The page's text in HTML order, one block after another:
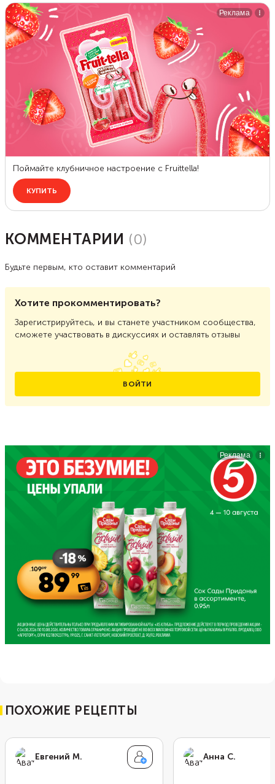
КОММЕНТАРИИ (0)
Будьте первым, кто оставит комментарий
Хотите прокомментировать?
Зарегистрируйтесь, и вы станете участником сообщества,
сможете участвовать в дискуссиях и оставлять отзывы
ВОЙТИ
ПОХОЖИЕ РЕЦЕПТЫ
Евгений М. Анна С.